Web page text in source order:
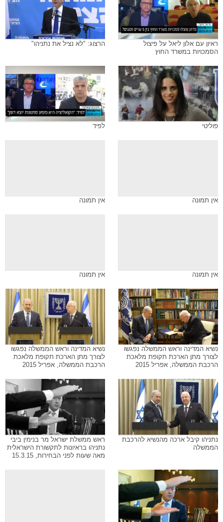
ראיון עם אלון ליאל על פיצול
הסמכויות במשרד החוץ
הרצוג: "לא נציל את נתניהו"
פוליטי לפיד
אין תמונה אין תמונה
אין תמונה אין תמונה
נשיא המדינה וראש הממשלה נפגשו
לצורך מתן הארכת תקופת מלאכת
הרכבת הממשלה, אפריל 2015
נשיא המדינה וראש הממשלה נפגשו
לצורך מתן הארכת תקופת מלאכת
הרכבת הממשלה, אפריל 2015
נתניהו קיבל ארכה מהנשיא להרכבת
הממשלה
ראש ממשלת ישראל מר בנימין ביבי
נתניהו בראיונות לתקשורת הישראלית
מאה שעות לפני הבחירות, 15.3.15